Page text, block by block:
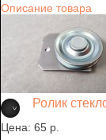
Описание товара
Ролик
Цена: 65 p.